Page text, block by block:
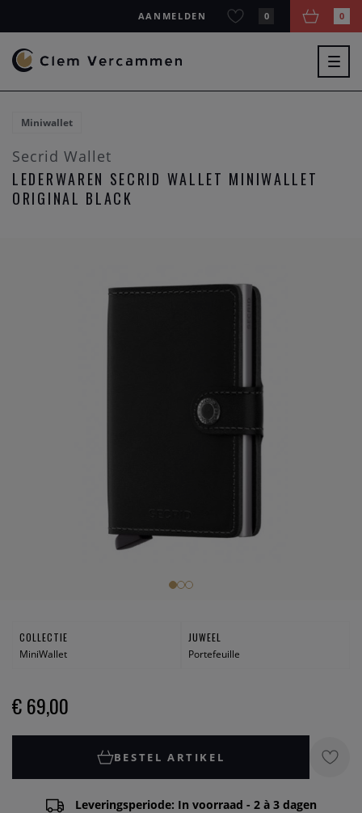
AANMELDEN 0 0
Miniwallet
Secrid Wallet
LEDERWAREN SECRID WALLET MINIWALLET
ORIGINAL BLACK
COLLECTIE
MiniWallet
JUWEEL
Portefeuille
€ 69,00
BESTEL ARTIKEL
Leveringsperiode: In voorraad - 2 à 3 dagen